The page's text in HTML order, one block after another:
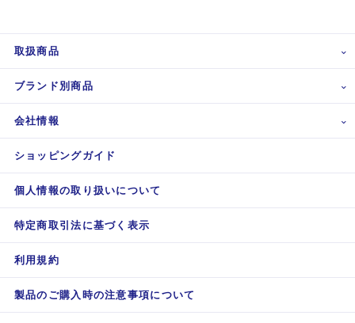
取扱商品
ブランド別商品
会社情報
ショッピングガイド
個人情報の取り扱いについて
特定商取引法に基づく表示
利用規約
製品のご購入時の注意事項について